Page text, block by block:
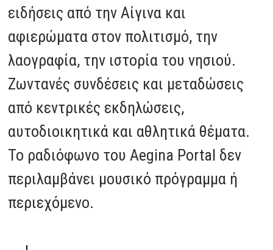
ειδήσεις από την Αίγινα και
αφιερώματα στον πολιτισμό, την
λαογραφία, την ιστορία του νησιού.
Ζωντανές συνδέσεις και μεταδώσεις
από κεντρικές εκδηλώσεις,
αυτοδιοικητικά και αθλητικά θέματα.
Το ραδιόφωνο του Aegina Portal δεν
περιλαμβάνει μουσικό πρόγραμμα ή
περιεχόμενο.